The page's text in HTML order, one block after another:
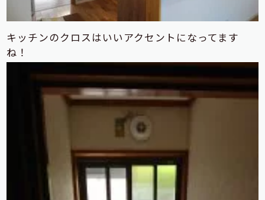
キッチンのクロスはいいアクセントになってます
ね！